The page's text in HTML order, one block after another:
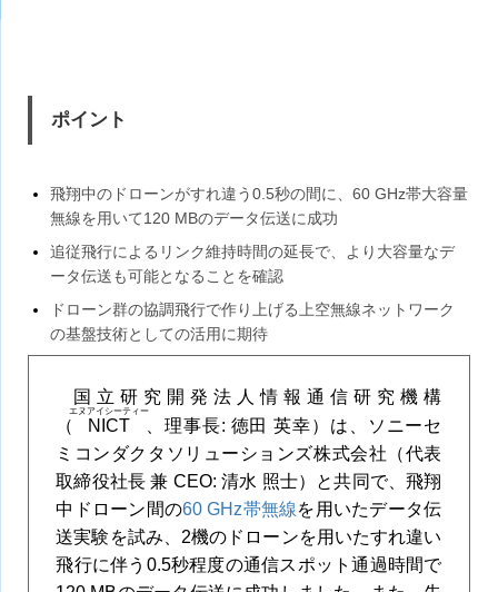
ポイント
飛翔中のドローンがすれ違う0.5秒の間に、60 GHz帯大容量
無線を用いて120 MBのデータ伝送に成功
追従飛行によるリンク維持時間の延長で、より大容量なデ
ータ伝送も可能となることを確認
ドローン群の協調飛行で作り上げる上空無線ネットワーク
の基盤技術としての活用に期待
国立研究開発法人情報通信研究機構
（
NICT
エヌアイシーティー
、理事長: 徳田 英幸）は、ソニーセ
ミコンダクタソリューションズ株式会社（代表
取締役社長 兼 CEO: 清水 照士）と共同で、飛翔
中ドローン間の60 GHz帯無線を用いたデータ伝
送実験を試み、2機のドローンを用いたすれ違い
飛行に伴う0.5秒程度の通信スポット通過時間で